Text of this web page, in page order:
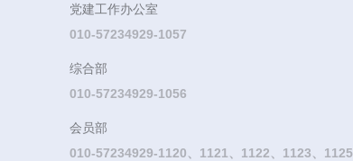
党建工作办公室
010-57234929-1057
综合部
010-57234929-1056
会员部
010-57234929-1120、1121、1122、1123、1125